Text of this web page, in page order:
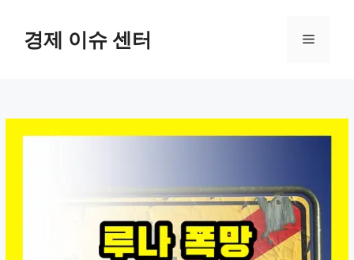
경제 이슈 센터 메